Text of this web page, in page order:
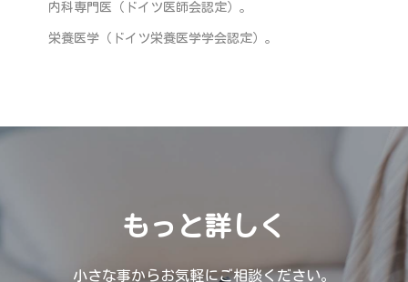
内科専門医（ドイツ医師会認定）。
栄養医学（ドイツ栄養医学学会認定）。
もっと詳しく
小さな事からお気軽にご相談ください。